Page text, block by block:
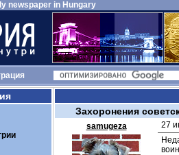
newspaper in Hungary
Захоронения
samugeza 27